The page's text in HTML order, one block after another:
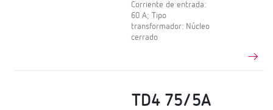
Corriente de entrada:
60 A; Tipo
transformador: Núcleo
cerrado
TD4 75/5A